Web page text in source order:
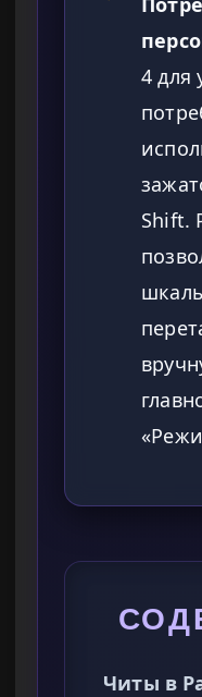
4 для
Shift.
Читы в